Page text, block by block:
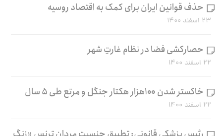
حذف قوانین ایران برای کمک به اقتصاد روسیه
۲۳ اسفند ۱۴۰۰
حصارکشی فضا در نظام غارتِ شهر
۲۲ اسفند ۱۴۰۰
خاکستر شدن ۱۰۰هزار هکتار جنگل و مرتع طی ۵ سال
۲۲ اسفند ۱۴۰۰